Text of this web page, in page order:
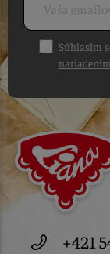
Súhlasím
+421